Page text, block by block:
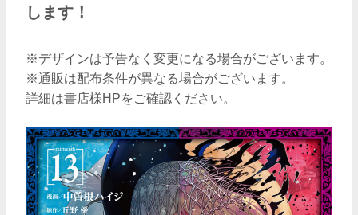
します！
※デザインは予告なく変更になる場合がございます。
※通販は配布条件が異なる場合がございます。
詳細は書店様HPをご確認ください。